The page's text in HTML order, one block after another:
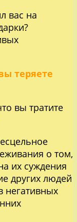
вас на
теряете
вы тратите
о том,
их суждения
других людей
негативных